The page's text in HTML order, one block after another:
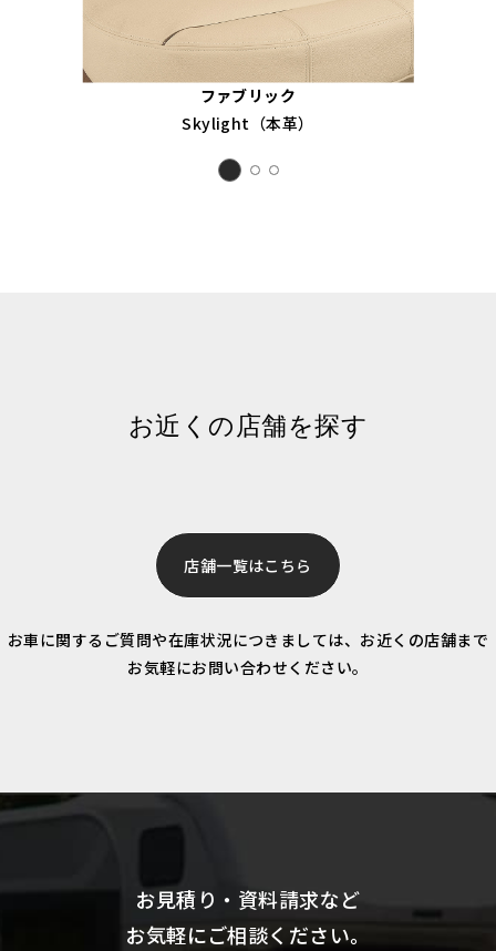
ファブリック
Skylight（本革）
お近くの店舗を探す
店舗一覧はこちら
お車に関するご質問や在庫状況につきましては、お近くの店舗まで
お気軽にお問い合わせください。
お見積り・資料請求など
お気軽にご相談ください。